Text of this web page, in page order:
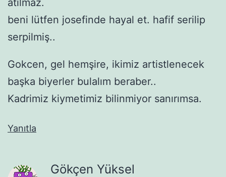
beni lütfen josefinde hayal et. hafif serilip
serpilmiş..
Gokcen, gel hemşire, ikimiz artistlenecek
başka biyerler bulalım beraber..
Kadrimiz kiymetimiz bilinmiyor sanırımsa.
Yanıtla
Gökçen Yüksel